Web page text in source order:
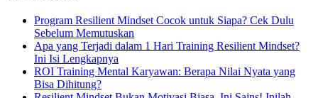
Program Resilient Mindset Cocok untuk Siapa? Cek Dulu
Sebelum Memutuskan
Apa yang Terjadi dalam 1 Hari Training Resilient Mindset?
Ini Isi Lengkapnya
ROI Training Mental Karyawan: Berapa Nilai Nyata yang
Bisa Dihitung?